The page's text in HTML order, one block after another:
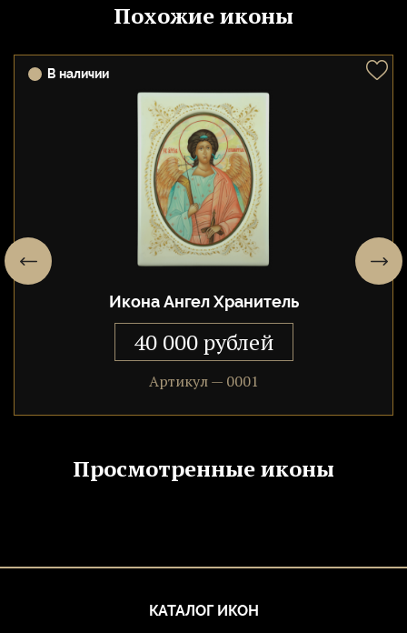
его покровителем.
прошение Богу. Перед образом часто просят защиты от злых
сил, о поддержке в мирских делах, о достижении каких-либо
целей. Считается, что молитва перед Ангелом Хранителем
имеет большую силу, поскольку этот святой всегда слышит
молящегося и никогда не оставляет просьбы без внимания.
У образа Ангела молятся утром и вечером, а также перед
выходом из дома. Такая молитва позволяет настроиться на
нужный лад и установить тесный контакт с миром
возвышенным. Икону обычно помещают в углу комнаты
лицевой частью к востоку.
Нельзя забывать, что Наставник не только помогает, но и
ведет учет добрых дел, чтобы ходатайствовать перед Богом
на высшем суде.
Похожие иконы
Икона Ангел Хранитель
40 000 рублей
Артикул — 0001
В наличии
Просмотренные иконы
КАТАЛОГ ИКОН